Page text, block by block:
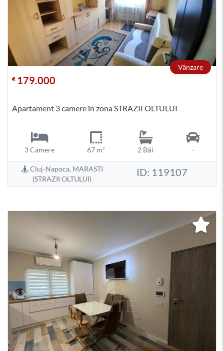
Vânzare
€ 179.000
Apartament 3 camere în zona STRAZII OLTULUI
3 Camere 67 m² 2 Băi -
Cluj-Napoca, MARASTI
(STRAZII OLTULUI)
ID: 119107